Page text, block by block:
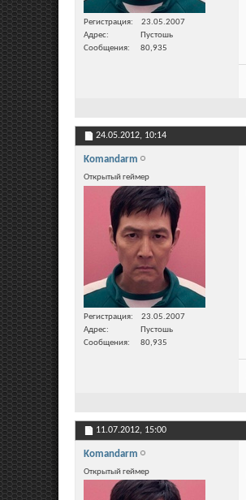
Регистрация
23.05.2007
Адрес
Пустошь
Сообщения
80,935
24.05.2012, 10:14
Komandarm
Открытый геймер
Регистрация
23.05.2007
Адрес
Пустошь
Сообщения
80,935
11.07.2012, 15:00
Komandarm
Открытый геймер